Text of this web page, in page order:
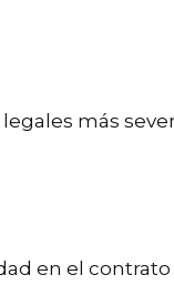
más
en el